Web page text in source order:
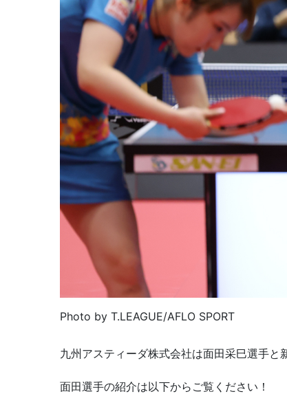
Photo by T.LEAGUE/AFLO SPORT
九州アスティーダ株式会社は面田采巳選手と
面田選手の紹介は以下からご覧ください！